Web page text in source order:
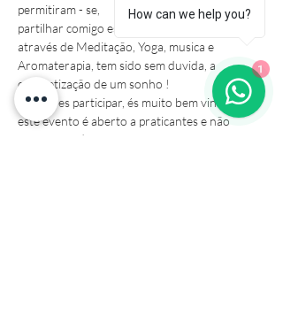
permitiram - se,
partilhar comigo esta energia do Coração,
através de Meditação, Yoga, musica e
Aromaterapia, tem sido sem duvida, a
concretização de um sonho !
Se queres participar, és muito bem vindo/a,
este evento é aberto a praticantes e não
praticantes :)
How can we help you?
1